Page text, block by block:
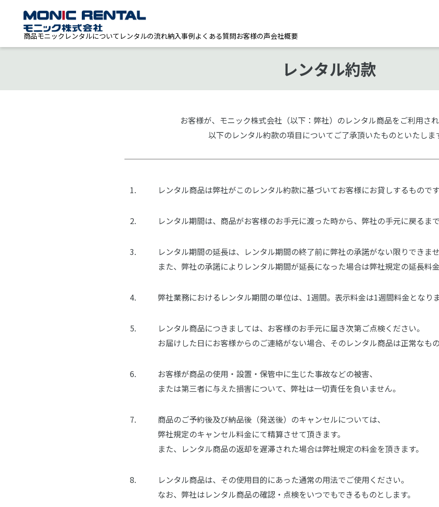
商品モニックレンタルについて レンタルの流れ納入事例よくある質問お客様の声会社概要
レンタル約款
お客様が、モニック株式会社（以下：弊社）のレンタル商品をご利用され
以下のレンタル約款の項目についてご了承頂いたものといたしま
レンタル商品は弊社がこのレンタル約款に基づいてお客様にお貸しするものです
レンタル期間は、商品がお客様のお手元に渡った時から、弊社の手元に戻るまで
レンタル期間の延長は、レンタル期間の終了前に弊社の承諾がない限りできませ
また、弊社の承諾によりレンタル期間が延長になった場合は弊社規定の延長料金
弊社業務におけるレンタル期間の単位は、1週間。表示料金は1週間料金となりま
レンタル商品につきましては、お客様のお手元に届き次第ご点検ください。
お届けした日にお客様からのご連絡がない場合、そのレンタル商品は正常なも
お客様が商品の使用・設置・保管中に生じた事故などの被害、
または第三者に与えた損害について、弊社は一切責任を負いません。
商品のご予約後及び納品後（発送後）のキャンセルについては、
弊社規定のキャンセル料金にて精算させて頂きます。
また、レンタル商品の返却を遅滞された場合は弊社規定の料金を頂きます。
レンタル商品は、その使用目的にあった通常の用法でご使用ください。
なお、弊社はレンタル商品の確認・点検をいつでもできるものとします。